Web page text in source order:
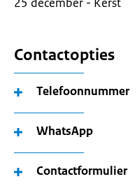
Contactopties
Telefoonnummer
WhatsApp
Contactformulier